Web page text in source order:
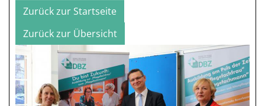
Zurück zur Startseite
Zurück zur Übersicht